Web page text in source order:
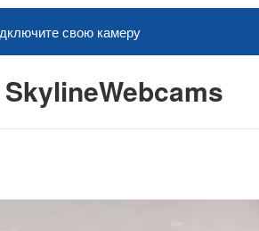
свою камеру